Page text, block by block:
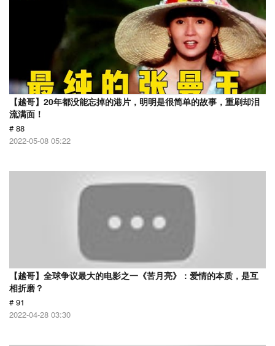
【越哥】20年都没能忘掉的港片，明明是很简单的故事，重刷却泪
流满面！
# 88
2022-05-08 05:22
【越哥】全球争议最大的电影之一《苦月亮》：爱情的本质，是互
相折磨？
# 91
2022-04-28 03:30